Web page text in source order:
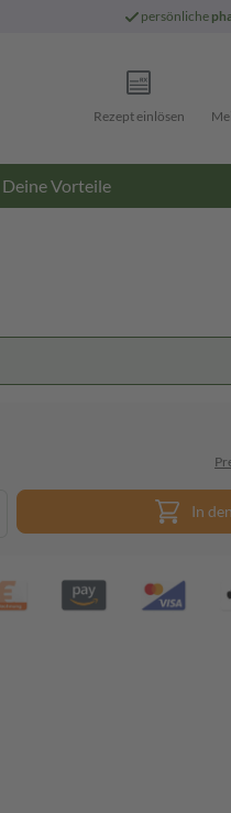
persönliche
Rezept einlösen
Deine Vorteile
In